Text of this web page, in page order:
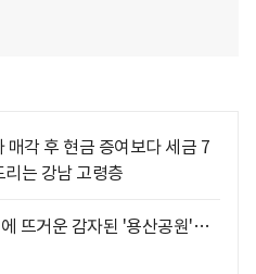
매각 후 현금 증여보다 세금 7
는 강남 고령층
뜨거운 감자된 '용산공원'…